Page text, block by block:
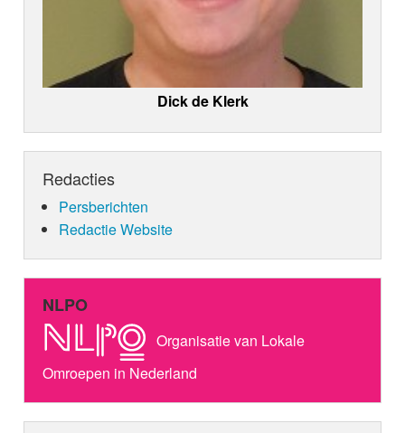
Dick de Klerk
Redacties
Persberichten
Redactie Website
NLPO
Organisatie van Lokale
Omroepen in Nederland